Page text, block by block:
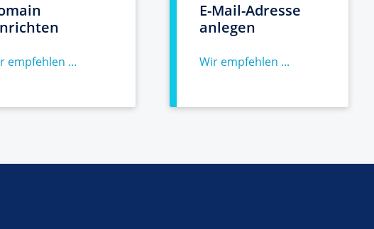
empfehlen ...
E-Mail-Adresse
anlegen
Wir empfehlen ...